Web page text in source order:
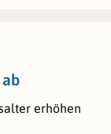
erhöhen